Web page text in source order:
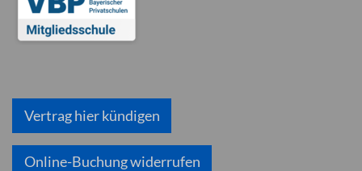
Vertrag hier kündigen
Online-Buchung widerrufen